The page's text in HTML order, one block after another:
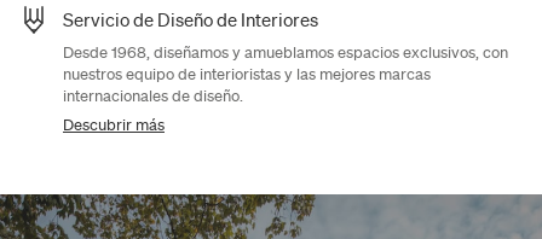
Servicio de Diseño de Interiores
Desde 1968, diseñamos y amueblamos espacios exclusivos, con
nuestros equipo de interioristas y las mejores marcas
internacionales de diseño.
Descubrir más